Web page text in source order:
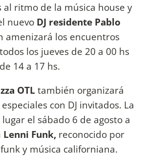
al ritmo de la música house y
nuevo DJ residente Pablo
amenizará los encuentros
los jueves de 20 a 00 hs
14 a 17 hs.
OTL también organizará
con DJ invitados. La
el sábado 6 de agosto a
Lenni Funk, reconocido por
y música californiana.